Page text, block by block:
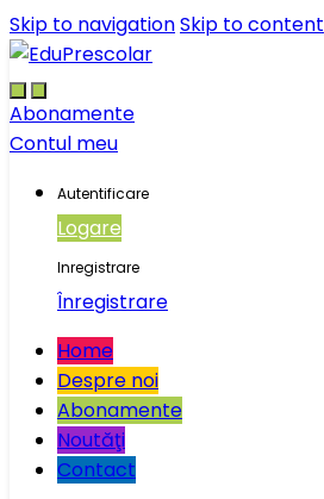
Skip to navigationSkip to content
Abonamente
Contul meu
Autentificare
Logare
Inregistrare
Înregistrare
Home
Despre noi
Abonamente
Noutăţi
Contact